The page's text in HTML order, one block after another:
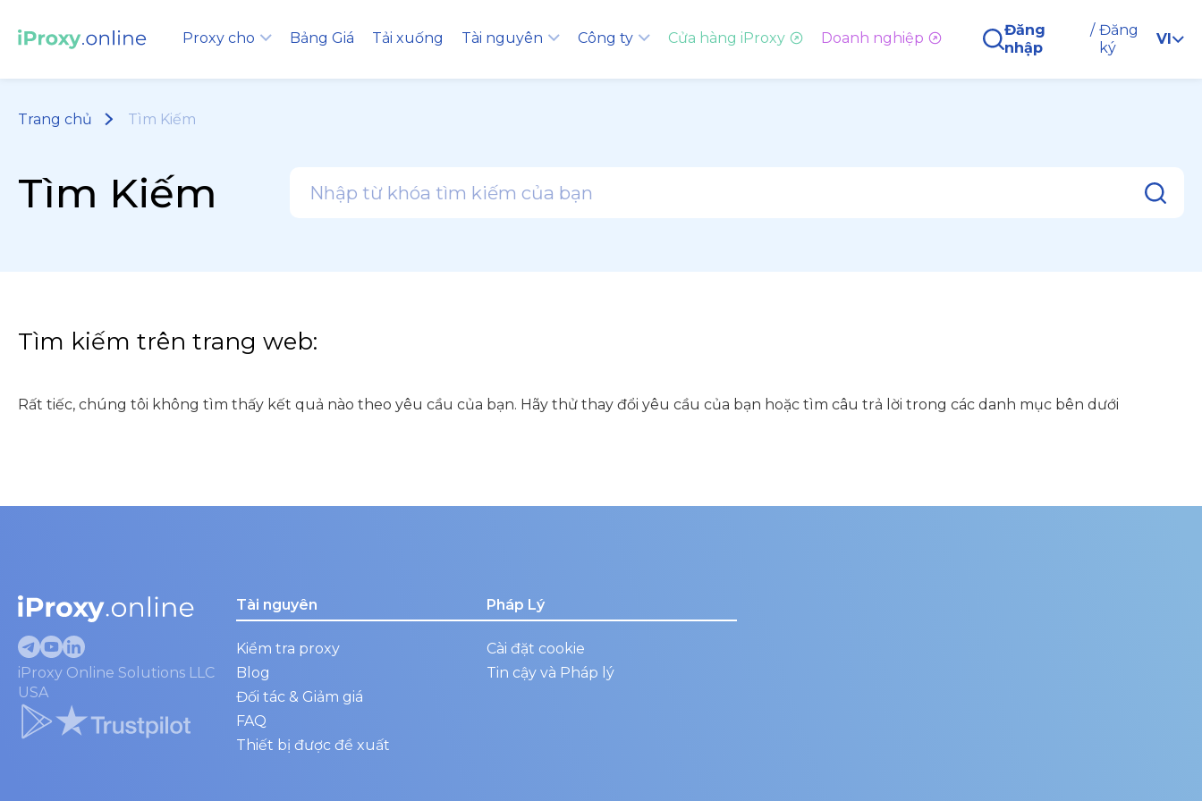
Proxy cho Bảng Giá Tải xuống Tài nguyên Công ty Cửa hàng iProxy Doanh nghiệp
Đăng
nhập
/ Đăng
ký
VI
Trang chủ Tìm Kiếm
Tìm Kiếm
Tìm kiếm trên trang web:
Rất tiếc, chúng tôi không tìm thấy kết quả nào theo yêu cầu của bạn. Hãy thử thay đổi yêu cầu của bạn hoặc tìm câu trả lời trong các danh mục bên dưới
iProxy Online Solutions LLC
USA
Tài nguyên
Kiểm tra proxy
Blog
Đối tác & Giảm giá
FAQ
Thiết bị được đề xuất
Pháp Lý
Cài đặt cookie
Tin cậy và Pháp lý